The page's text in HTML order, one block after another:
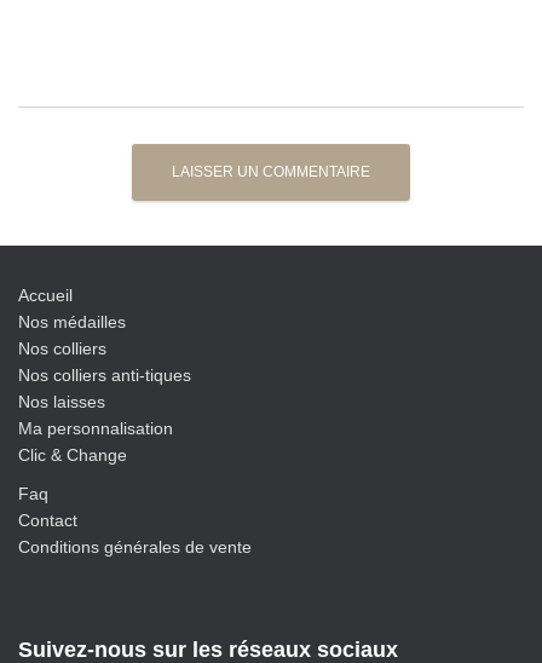
Accueil
Nos médailles
Nos colliers
Nos colliers anti-tiques
Nos laisses
Ma personnalisation
Clic & Change
Faq
Contact
Conditions générales de vente
Suivez-nous sur les réseaux sociaux